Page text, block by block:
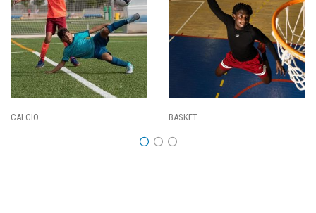
PALLAVOLO RUGBY